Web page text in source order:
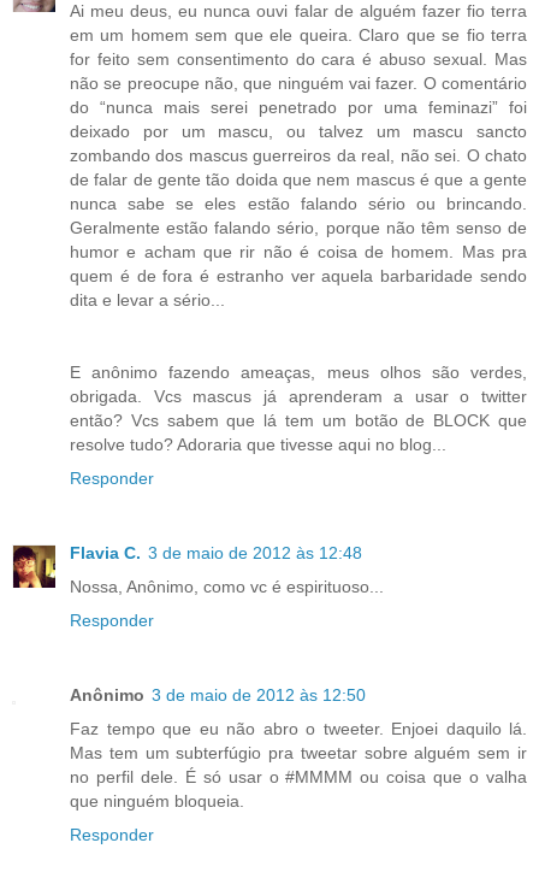
Ai meu deus, eu nunca ouvi falar de alguém fazer fio terra
em um homem sem que ele queira. Claro que se fio terra
for feito sem consentimento do cara é abuso sexual. Mas
não se preocupe não, que ninguém vai fazer. O comentário
do “nunca mais serei penetrado por uma feminazi” foi
deixado por um mascu, ou talvez um mascu sancto
zombando dos mascus guerreiros da real, não sei. O chato
de falar de gente tão doida que nem mascus é que a gente
nunca sabe se eles estão falando sério ou brincando.
Geralmente estão falando sério, porque não têm senso de
humor e acham que rir não é coisa de homem. Mas pra
quem é de fora é estranho ver aquela barbaridade sendo
dita e levar a sério...
E anônimo fazendo ameaças, meus olhos são verdes,
obrigada. Vcs mascus já aprenderam a usar o twitter
então? Vcs sabem que lá tem um botão de BLOCK que
resolve tudo? Adoraria que tivesse aqui no blog...
Responder
Flavia C. 3 de maio de 2012 às 12:48
Nossa, Anônimo, como vc é espirituoso...
Responder
Anônimo 3 de maio de 2012 às 12:50
Faz tempo que eu não abro o tweeter. Enjoei daquilo lá.
Mas tem um subterfúgio pra tweetar sobre alguém sem ir
no perfil dele. É só usar o #MMMM ou coisa que o valha
que ninguém bloqueia.
Responder